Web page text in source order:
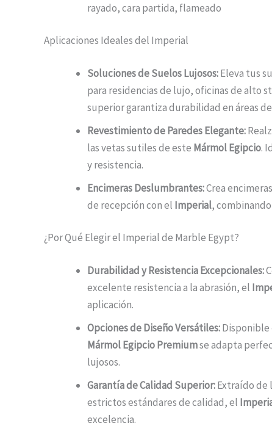
rayado, cara partida, flameado
Aplicaciones Ideales del Imperial
Soluciones de Suelos Lujosos:Eleva tus
para residencias de lujo, oficinas de alto
superior garantiza durabilidad en áreas
Revestimiento de Paredes Elegante:
las vetas sutiles de este Mármol Egipcio.
y resistencia.
Encimeras Deslumbrantes:Crea
de recepción con el Imperial,
¿Por Qué Elegir el Imperial de Marble Egypt?
Durabilidad y Resistencia Excepcionales:
excelente resistencia a la abrasión, el
aplicación.
Opciones de Diseño Versátiles:Disponible
Mármol Egipcio Premiumse adapta
lujosos.
Garantía de Calidad Superior:Extraído de
estrictos estándares de calidad, el
excelencia.